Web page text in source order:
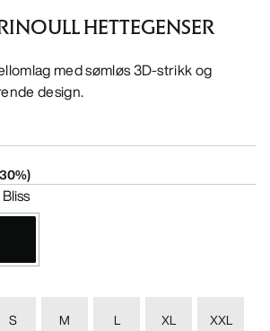
HETTEGENSER
med sømløs 3D-strikk og
design.
30%)
Bliss
S M L XL
XXL